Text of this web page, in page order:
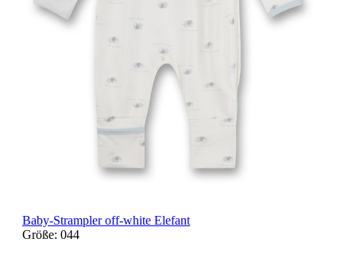
Baby-Strampler off-white Elefant
Größe: 044